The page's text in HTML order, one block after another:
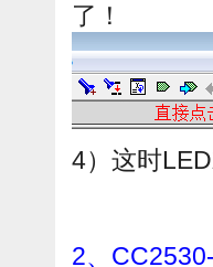
了！
4）这时
2、